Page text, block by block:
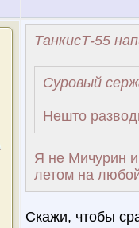
ТанкисТ-55
Суровый
Нешто
Я не Мичурин
летом на
Скажи, чтобы